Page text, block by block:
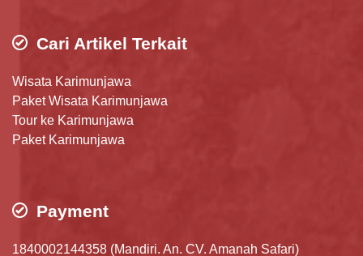
Cari Artikel Terkait
Wisata Karimunjawa
Paket Wisata Karimunjawa
Tour ke Karimunjawa
Paket Karimunjawa
Payment
1840002144358 (Mandiri. An. CV. Amanah Safari)